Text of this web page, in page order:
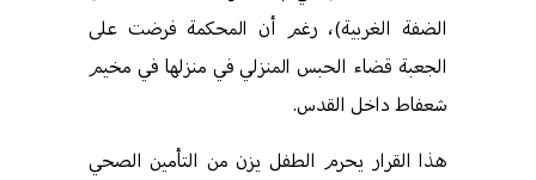
الضفة الغربية)، رغم أن المحكمة فرضت على
الجعبة قضاء الحبس المنزلي في منزلها في مخيم
شعفاط داخل القدس.
هذا القرار يحرم الطفل يزن من التأمين الصحي